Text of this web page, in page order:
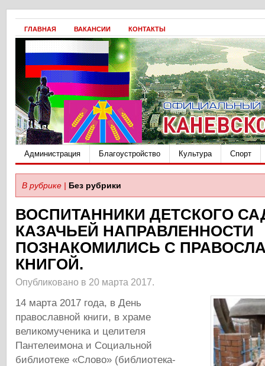
ГЛАВНАЯ ВАКАНСИИ КОНТАКТЫ
Администрация Благоустройство Культура Спорт
В рубрике | Без рубрики
ВОСПИТАННИКИ ДЕТСКОГО
КАЗАЧЬЕЙ НАПРАВЛЕННОСТИ
ПОЗНАКОМИЛИСЬ С
КНИГОЙ.
Опубликовано в 20 марта 2017.
14 марта 2017 года, в День
православной книги, в храме
великомученика и целителя
Пантелеимона и Социальной
библиотеке «Слово» (библиотека-